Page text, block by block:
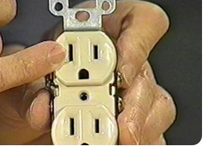
ΤΑ ΠΙΟ ΔΗΜΟΦΙΛΗ